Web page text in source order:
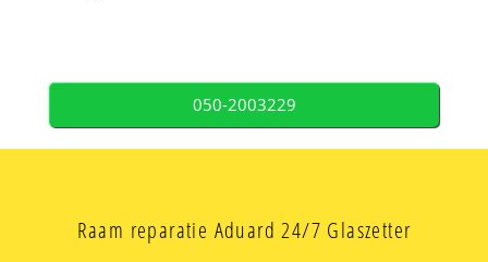
050-2003229
Raam reparatie Aduard 24/7 Glaszetter